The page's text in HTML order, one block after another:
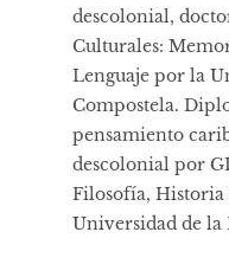
descolonial,
Culturales:
Lenguaje por la
Compostela.
pensamiento
descolonial por
Filosofía, Historia
Universidad de la